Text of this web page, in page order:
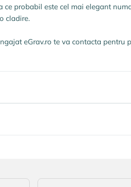
ce probabil este cel mai elegant
cladire.
eGrav.ro te va contacta pentru